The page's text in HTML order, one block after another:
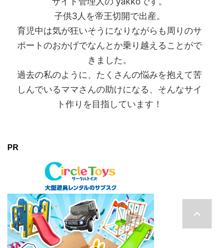
子供3人を帝王切開で出産。
育児中は気が狂いそうになりながらも周りのサ
ポートのおかげでなんとか乗り越えることがで
きました。
過去の私のように、たくさんの悩みを抱えて苦
しんでいるママさんの助けになる、そんなサイ
ト作りを目指しています！
PR